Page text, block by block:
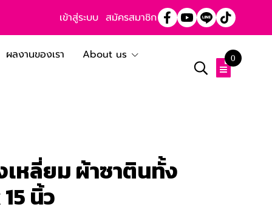
เข้าสู่ระบบ สมัครสมาชิก
ผลงานของเรา
About us
0
หลี่ยม ผ้าซาตินทั้ง
นิ้ว